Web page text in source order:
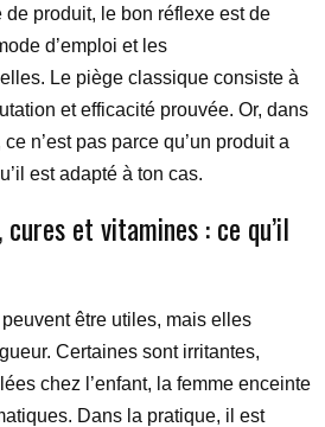
de produit, le bon réflexe est de
d’emploi et les
Le piège classique consiste à
et efficacité prouvée. Or, dans
n’est pas parce qu’un produit a
est adapté à ton cas.
et vitamines : ce qu’il
être utiles, mais elles
Certaines sont irritantes,
chez l’enfant, la femme enceinte
Dans la pratique, il est